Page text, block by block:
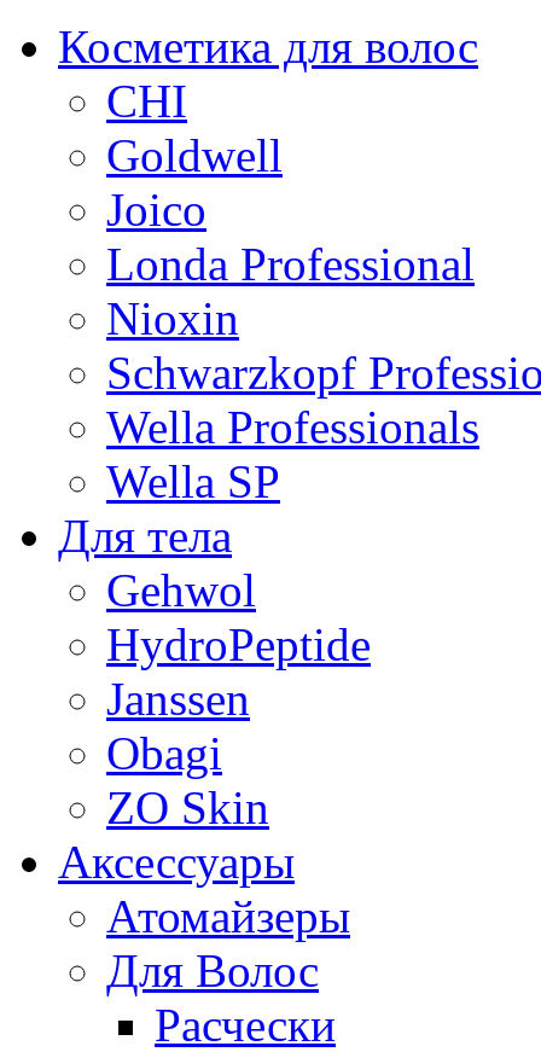
Косметика для волос
CHI
Goldwell
Joico
Londa Professional
Nioxin
Schwarzkopf
Wella Professionals
Wella SP
Для тела
Gehwol
HydroPeptide
Janssen
Obagi
ZO Skin
Aксессуары
Атомайзеры
Для Волос
Расчески